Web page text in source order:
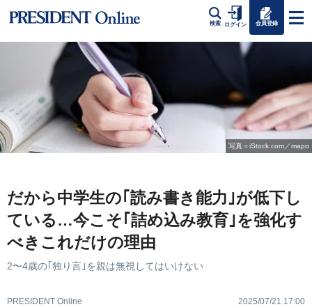
検索 ログイン 会員登録
写真＝iStock.com／mapo
だから中学生の｢読み書き能力｣が低下し
ている…今こそ｢詰め込み教育｣を強化す
べきこれだけの理由
2〜4歳の｢独り言｣を親は無視してはいけない
PRESIDENT Online 2025/07/21 17:00